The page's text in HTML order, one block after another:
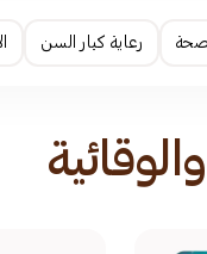
رعاية كبار السن